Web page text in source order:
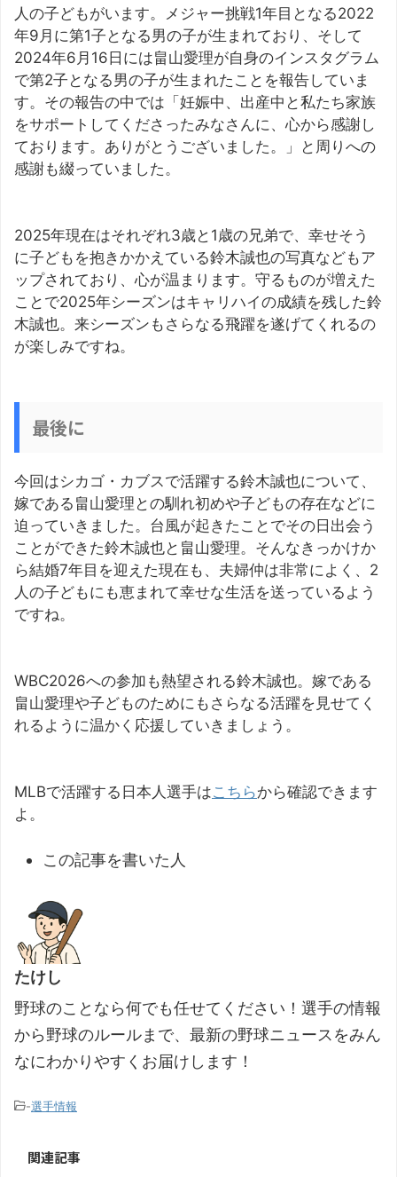
人の子どもがいます。メジャー挑戦1年目となる2022
年9月に第1子となる男の子が生まれており、そして
2024年6月16日には畠山愛理が自身のインスタグラム
で第2子となる男の子が生まれたことを報告していま
す。その報告の中では「妊娠中、出産中と私たち家族
をサポートしてくださったみなさんに、心から感謝し
ております。ありがとうございました。」と周りへの
感謝も綴っていました。
2025年現在はそれぞれ3歳と1歳の兄弟で、幸せそう
に子どもを抱きかかえている鈴木誠也の写真などもア
ップされており、心が温まります。守るものが増えた
ことで2025年シーズンはキャリハイの成績を残した鈴
木誠也。来シーズンもさらなる飛躍を遂げてくれるの
が楽しみですね。
最後に
今回はシカゴ・カブスで活躍する鈴木誠也について、
嫁である畠山愛理との馴れ初めや子どもの存在などに
迫っていきました。台風が起きたことでその日出会う
ことができた鈴木誠也と畠山愛理。そんなきっかけか
ら結婚7年目を迎えた現在も、夫婦仲は非常によく、2
人の子どもにも恵まれて幸せな生活を送っているよう
ですね。
WBC2026への参加も熱望される鈴木誠也。嫁である
畠山愛理や子どものためにもさらなる活躍を見せてく
れるように温かく応援していきましょう。
MLBで活躍する日本人選手はこちらから確認できます
よ。
この記事を書いた人
たけし
野球のことなら何でも任せてください！選手の情報
から野球のルールまで、最新の野球ニュースをみん
なにわかりやすくお届けします！
-選手情報
関連記事